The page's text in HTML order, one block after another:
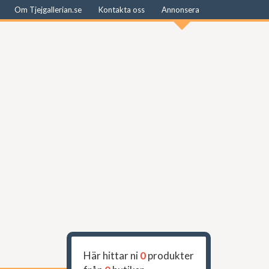
Om Tjejgallerian.se Kontakta oss Annonsera
Här hittar ni0produkter